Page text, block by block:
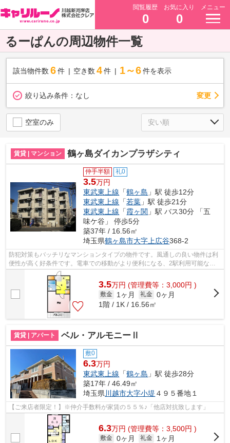
閲覧履歴
0
お気に入り
0
メニュー
るーぱんの周辺物件一覧
該当物件数 6件 空き数 4 件 1～6 件を表示
絞り込み条件： なし 変更
空室のみ
賃貸 | マンション 鶴ヶ島ダイカンプラザシティ
仲手半額 礼0
3.5万円
東武東上線 「鶴ヶ島 」駅 徒歩12分
東武東上線 「若葉 」駅 徒歩21分
東武東上線 「霞ヶ関 」駅 バス30分 「五
味ケ谷」 停歩5分
築37年 / 16.56㎡
埼玉県鶴ヶ島市大字上広谷368-2
防犯対策もバッチリなマンションタイプの物件です。風通しの良い物件は利
便性が高く好条件です。電車での移動がより便利になる、2駅利用可能な物
件です。当社オススメの賃貸物件が鶴ヶ...
3.5万円 (管理費等：3,000円 )
敷金 1ヶ月 礼金 0ヶ月
1階 / 1K / 16.56㎡
賃貸 | アパート ベル・アルモニーⅡ
敷0
6.3万円
東武東上線 「鶴ヶ島 」駅 徒歩28分
築17年 / 46.49㎡
埼玉県川越市大字小堤 ４９５番地１
【ご来店者限定！】※仲介手数料が家賃の５５％♪「他店対抗致します」
6.3万円 (管理費等：3,500円 )
敷金 0ヶ月 礼金
1ヶ月